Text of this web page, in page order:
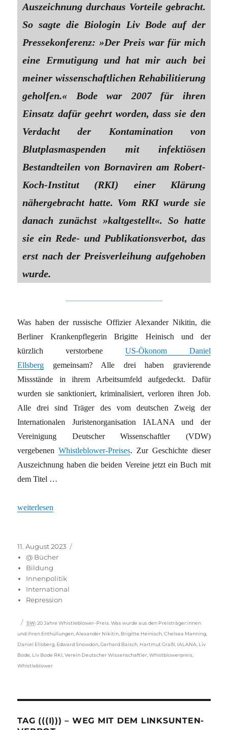
Auszeichnung durchaus Vorteile gebracht.
So sagte die Biologin Liv Bode auf der
Pressekonferenz: »Der Preis war für mich
eine Ermutigung und hat mir auch bei
meiner wissenschaftlichen Rehabilitierung
geholfen.« Bode war 2007 für ihren
Einsatz dafür geehrt worden, dass sie den
Verdacht der Kontamination von
Blutplasmaspenden mit infektiösen
Bestandteilen von Bornaviren am Robert-
Koch-Institut (RKI) einer Klärung
nähergebracht hatte. Vom RKI wurde sie
danach zunächst »kaltgestellt«. So hatte
sie ein Rede- und Publikationsverbot, das
erst nach der Preisverleihung aufgehoben
wurde.
Was haben der russische Offizier Alexander Nikitin, die
Berliner Krankenpflegerin Brigitte Heinisch und der
kürzlich verstorbene US-Ökonom Daniel
Ellsberg gemeinsam? Alle drei haben gravierende
Missstände in ihrem Arbeitsumfeld aufgedeckt. Dafür
wurden sie sanktioniert, kriminalisiert, verloren ihren Job.
Alle drei sind Träger des vom deutschen Zweig der
Internationalen Juristenorganisation IALANA und der
Vereinigung Deutscher Wissenschaftler (VDW)
vergebenenWhistleblower-Preises. Zur Geschichte dieser
Auszeichnung haben die beiden Vereine jetzt ein Buch mit
dem Titel …
„Hinweisgeberschutzgesetz: Zu wenig Hilfen für Whistleblower“
weiterlesen
Veröffentlicht
am
11. August 2023
@ Bücher
Bildung
Innenpolitik
International
Repression
Schlagwörter
SW: 20 Jahre Whistleblower-Preis. Was wurde aus den Preisträger:innen
und ihren Enthüllungen ,Alexander Nikitin Brigitte Heinisch ,Chelsea Manning
Daniel Ellsberg Edward Snowdon ,Gerhard Baisch Hartmut Graßl IALANA Liv
Bode Liv Bode RKI ,Verein Deutscher Wissenschaftler ,Whistblowerpreis
Whistleblower
TAG (((I))) – WEG MIT DEM LINKSUNTEN-